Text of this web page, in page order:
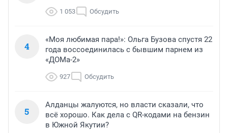
1 053 Обсудить
4
«Моя любимая пара!»: Ольга Бузова спустя 22
года воссоединилась с бывшим парнем из
«ДОМа-2»
927 Обсудить
5
Алданцы жалуются, но власти сказали, что
всё хорошо. Как дела с QR-кодами на бензин
в Южной Якутии?